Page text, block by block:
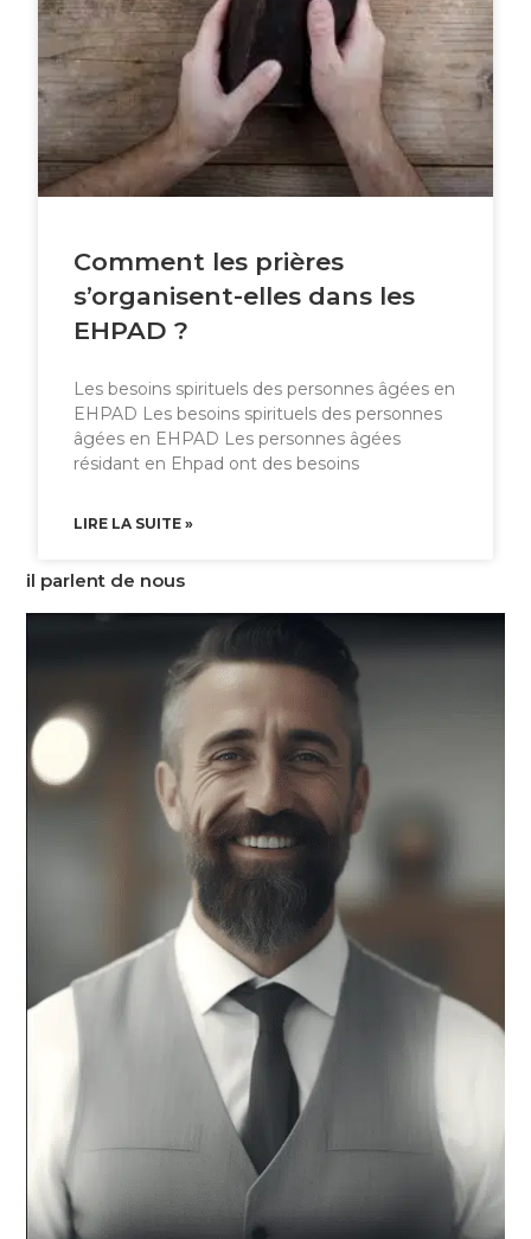
Comment les prières
s’organisent-elles dans les
EHPAD ?
Les besoins spirituels des personnes âgées en
EHPAD Les besoins spirituels des personnes
âgées en EHPAD Les personnes âgées
résidant en Ehpad ont des besoins
LIRE LA SUITE »
il parlent de nous